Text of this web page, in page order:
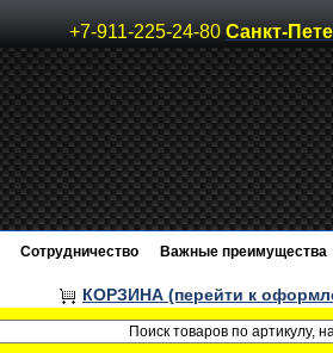
+7-911-225-24-80 Санкт-
Сотрудничество Важные преимущества
КОРЗИНА (перейти к